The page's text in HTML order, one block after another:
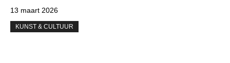
13 maart 2026
KUNST & CULTUUR